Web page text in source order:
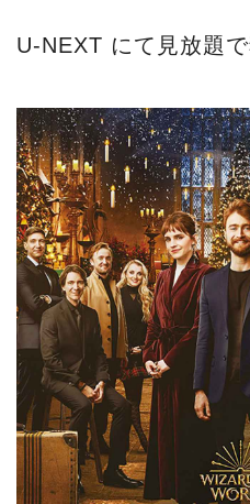
U-NEXT にて見放題